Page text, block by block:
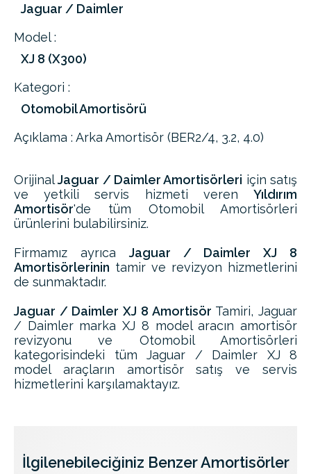
Jaguar / Daimler
Model :
XJ 8 (X300)
Kategori :
Otomobil Amortisörü
Açıklama : Arka Amortisör (BER2/4, 3.2, 4.0)
OrijinalJaguar / Daimler Amortisörleri için satış
ve yetkili servis hizmeti veren Yıldırım
Amortisör'de tüm Otomobil Amortisörleri
ürünlerini bulabilirsiniz.
Firmamız ayrıca Jaguar / Daimler XJ 8
Amortisörlerinin tamir ve revizyon hizmetlerini
de sunmaktadır.
Jaguar / Daimler XJ 8 Amortisör Tamiri, Jaguar
/ Daimler marka XJ 8 model aracın amortisör
revizyonu ve Otomobil Amortisörleri
kategorisindeki tüm Jaguar / Daimler XJ 8
model araçların amortisör satış ve servis
hizmetlerini karşılamaktayız.
İlgilenebileciğiniz Benzer Amortisörler